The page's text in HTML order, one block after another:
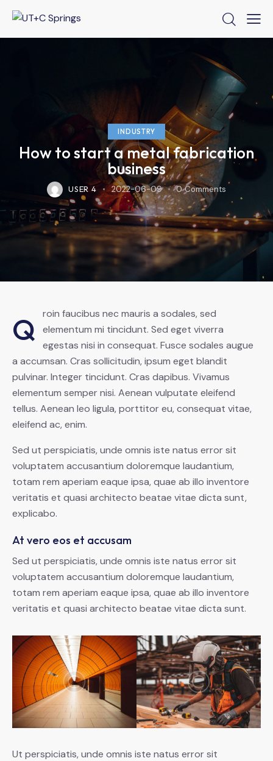
INDUSTRY
How to start a metal fabrication
business
USER 4 2022-06-09 0 Comments
Q
roin faucibus nec mauris a sodales, sed
elementum mi tincidunt. Sed eget viverra
egestas nisi in consequat. Fusce sodales augue
a accumsan. Cras sollicitudin, ipsum eget blandit
pulvinar. Integer tincidunt. Cras dapibus. Vivamus
elementum semper nisi. Aenean vulputate eleifend
tellus. Aenean leo ligula, porttitor eu, consequat vitae,
eleifend ac, enim.
Sed ut perspiciatis, unde omnis iste natus error sit
voluptatem accusantium doloremque laudantium,
totam rem aperiam eaque ipsa, quae ab illo inventore
veritatis et quasi architecto beatae vitae dicta sunt,
explicabo.
At vero eos et accusam
Sed ut perspiciatis, unde omnis iste natus error sit
voluptatem accusantium doloremque laudantium,
totam rem aperiam eaque ipsa, quae ab illo inventore
veritatis et quasi architecto beatae vitae dicta sunt.
Ut perspiciatis, unde omnis iste natus error sit